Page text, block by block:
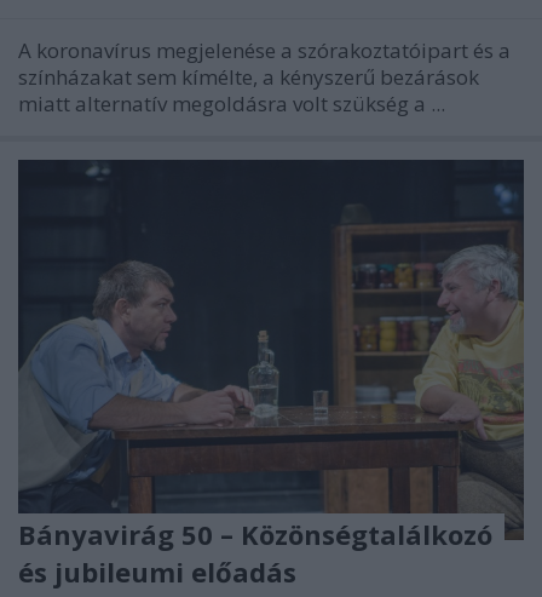
A koronavírus megjelenése a szórakoztatóipart és a
színházakat sem kímélte, a kényszerű bezárások
miatt alternatív megoldásra volt szükség a ...
Bányavirág 50 – Közönségtalálkozó
és jubileumi előadás